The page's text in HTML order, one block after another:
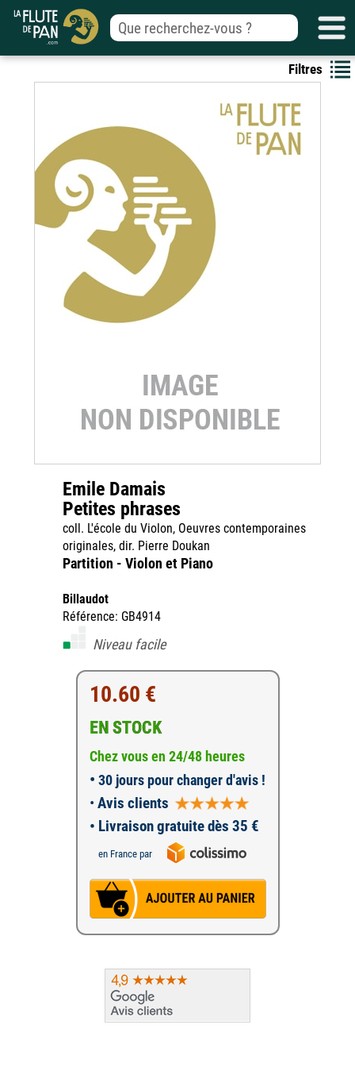
Filtres
Emile Damais
Petites phrases
coll. L'école du Violon, Oeuvres contemporaines
originales, dir. Pierre Doukan
Partition - Violon et Piano
Billaudot
Référence: GB4914
Niveau facile
10.60 €
EN STOCK
Chez vous en 24/48 heures
• 30 jours pour changer d'avis !
• Avis clients
• Livraison gratuite dès 35 €
en France par